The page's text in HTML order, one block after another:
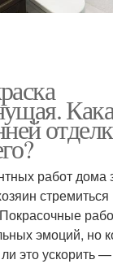
работ дома
Покрасочные
эмоций, но
это ускорить